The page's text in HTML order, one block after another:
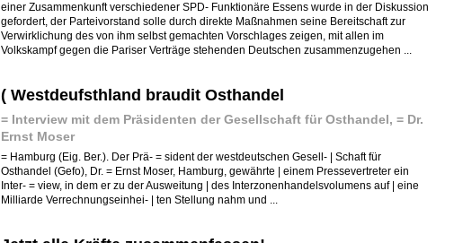
einer Zusammenkunft verschiedener SPD- Funktionäre Essens wurde in der Diskussion
gefordert, der Parteivorstand solle durch direkte Maßnahmen seine Bereitschaft zur
Verwirklichung des von ihm selbst gemachten Vorschlages zeigen, mit allen im
Volkskampf gegen die Pariser Verträge stehenden Deutschen zusammenzugehen ...
( Westdeufsthland braudit Osthandel
= Interview mit dem Präsidenten der Gesellschaft für Osthandel, = Dr.
Ernst Moser
= Hamburg (Eig. Ber.). Der Prä- = sident der westdeutschen Gesell- | Schaft für
Osthandel (Gefo), Dr. = Ernst Moser, Hamburg, gewährte | einem Pressevertreter ein
Inter- = view, in dem er zu der Ausweitung | des Interzonenhandelsvolumens auf | eine
Milliarde Verrechnungseinhei- | ten Stellung nahm und ...